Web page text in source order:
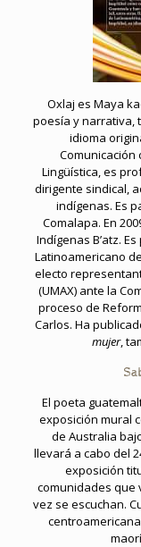
Oxlaj es Maya
poesía y narrativa,
idioma
Comunicación
Lingüística, es
dirigente sindical,
indígenas. Es
Comalapa. En
Indígenas B’atz.
Latinoamericano
electo
(UMAX) ante la
proceso de
Carlos. Ha
mujer,
El poeta
exposición mural
de Australia
llevará a cabo del
exposición
comunidades que
vez se escuchan.